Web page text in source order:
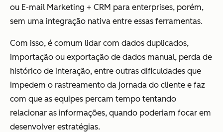
ou E-mail Marketing + CRM para enterprises, porém,
sem uma integração nativa entre essas ferramentas.
Com isso, é comum lidar com dados duplicados,
importação ou exportação de dados manual, perda de
histórico de interação, entre outras dificuldades que
impedem o rastreamento da jornada do cliente e faz
com que as equipes percam tempo tentando
relacionar as informações, quando poderiam focar em
desenvolver estratégias.